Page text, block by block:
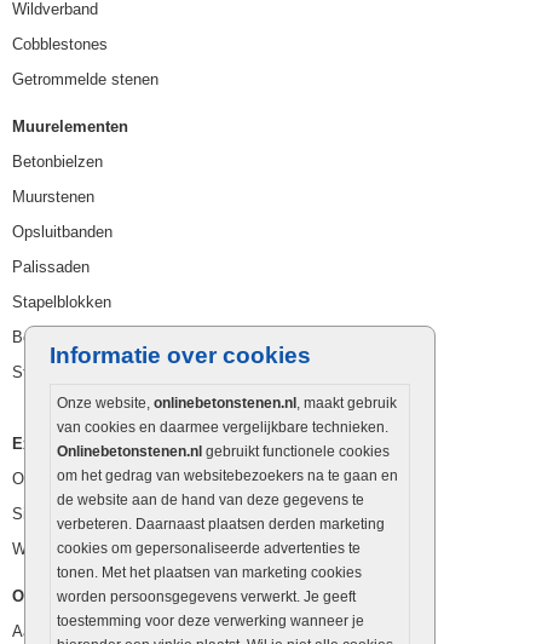
Informatie over cookies
Onze website, onlinebetonstenen.nl , maakt gebruik
van cookies en daarmee vergelijkbare technieken.
Onlinebetonstenen.nl gebruikt functionele cookies
om het gedrag van websitebezoekers na te gaan en
de website aan de hand van deze gegevens te
verbeteren. Daarnaast plaatsen derden marketing
cookies om gepersonaliseerde advertenties te
tonen. Met het plaatsen van marketing cookies
worden persoonsgegevens verwerkt. Je geeft
toestemming voor deze verwerking wanneer je
Wildverband
Cobblestones
Getrommelde stenen
Muurelementen
Betonbielzen
Muurstenen
Opsluitbanden
Palissaden
Stapelblokken
Betonblokken
Stapelstenen
Extra benodigdheden
Ophoogzand
Siergrind en siersplit
Waterafvoer
Overig
Aanbiedingen